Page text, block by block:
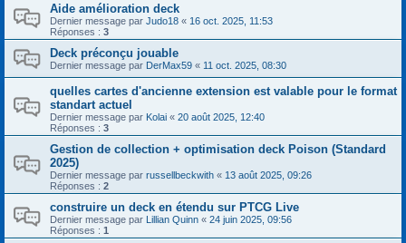
Aide amélioration deck
Dernier message par Judo18 « 16 oct. 2025, 11:53
Réponses : 3
Deck préconçu jouable
Dernier message par DerMax59 « 11 oct. 2025, 08:30
quelles cartes d'ancienne extension est valable pour le format
standart actuel
Dernier message par Kolai « 20 août 2025, 12:40
Réponses : 3
Gestion de collection + optimisation deck Poison (Standard
2025)
Dernier message par russellbeckwith « 13 août 2025, 09:26
Réponses : 2
construire un deck en étendu sur PTCG Live
Dernier message par Lillian Quinn « 24 juin 2025, 09:56
Réponses : 1